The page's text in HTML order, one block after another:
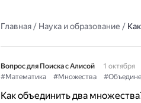
Главная/ Наука и образование /
Вопрос для Поиска с Алисой
1 октября
#Математика
#Множества
Как объединить два